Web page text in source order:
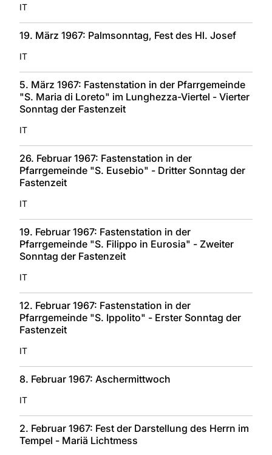
IT
19. März 1967: Palmsonntag, Fest des Hl. Josef
IT
5. März 1967: Fastenstation in der Pfarrgemeinde
"S. Maria di Loreto" im Lunghezza-Viertel - Vierter
Sonntag der Fastenzeit
IT
26. Februar 1967: Fastenstation in der
Pfarrgemeinde "S. Eusebio" - Dritter Sonntag der
Fastenzeit
IT
19. Februar 1967: Fastenstation in der
Pfarrgemeinde "S. Filippo in Eurosia" - Zweiter
Sonntag der Fastenzeit
IT
12. Februar 1967: Fastenstation in der
Pfarrgemeinde "S. Ippolito" - Erster Sonntag der
Fastenzeit
IT
8. Februar 1967: Aschermittwoch
IT
2. Februar 1967: Fest der Darstellung des Herrn im
Tempel - Mariä Lichtmess